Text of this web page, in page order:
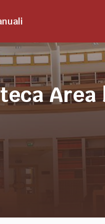
Area